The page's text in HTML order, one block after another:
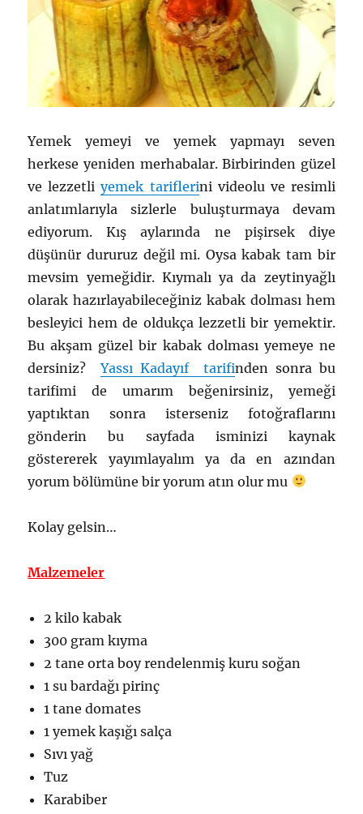
Yemek yemeyi ve yemek yapmayı seven
herkese yeniden merhabalar. Birbirinden güzel
ve lezzetliyemek tariflerini videolu ve resimli
anlatımlarıyla sizlerle buluşturmaya devam
ediyorum. Kış aylarında ne pişirsek diye
düşünür dururuz değil mi. Oysa kabak tam bir
mevsim yemeğidir. Kıymalı ya da zeytinyağlı
olarak hazırlayabileceğiniz kabak dolması hem
besleyici hem de oldukça lezzetli bir yemektir.
Bu akşam güzel bir kabak dolması yemeye ne
dersiniz?Yassı Kadayıf tarifinden sonra bu
tarifimi de umarım beğenirsiniz, yemeği
yaptıktan sonra isterseniz fotoğraflarını
gönderin bu sayfada isminizi kaynak
göstererek yayımlayalım ya da en azından
yorum bölümüne bir yorum atın olur mu
Kolay gelsin…
Malzemeler
2 kilo kabak
300 gram kıyma
2 tane orta boy rendelenmiş kuru soğan
1 su bardağı pirinç
1 tane domates
1 yemek kaşığı salça
Sıvı yağ
Tuz
Karabiber